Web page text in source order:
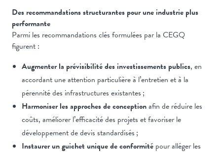
Des recommandations structurantes pour une industrie plus
performante
Parmi les recommandations clés formulées par la CEGQ
figurent :
Augmenter la prévisibilité des investissements publics, en
accordant une attention particulière à l’entretien et à la
pérennité des infrastructures existantes ;
Harmoniser les approches de conceptionafin de réduire les
coûts, améliorer l’efficacité des projets et favoriser le
développement de devis standardisés ;
Instaurer un guichet unique de conformitépour alléger les